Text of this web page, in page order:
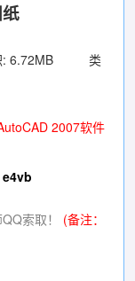
: 6.72MB 类
2007软件
e4vb
索取！ (备注：